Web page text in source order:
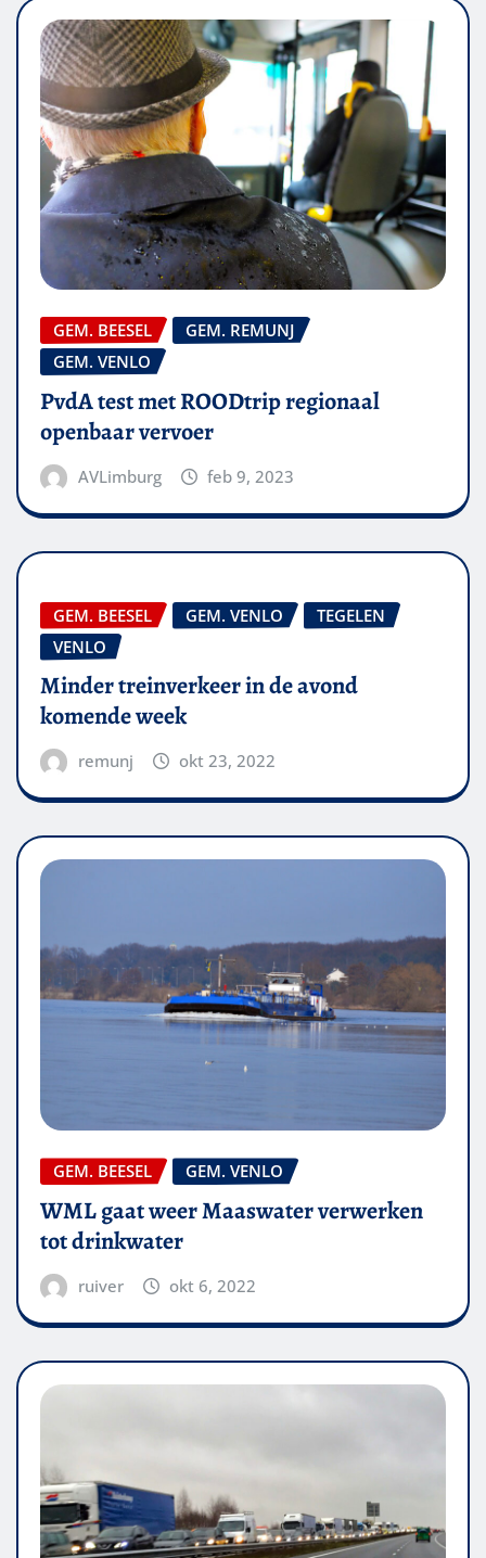
GEM. BEESEL
GEM. REMUNJ
GEM. VENLO
PvdA test met ROODtrip regionaal
openbaar vervoer
AVLimburg feb 9, 2023
GEM. BEESEL GEM. VENLO
TEGELEN
VENLO
Minder treinverkeer in de avond
komende week
remunj okt 23, 2022
GEM. BEESEL GEM. VENLO
WML gaat weer Maaswater verwerken
tot drinkwater
ruiver okt 6, 2022